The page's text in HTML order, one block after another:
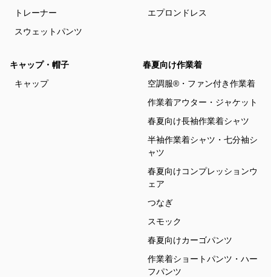
トレーナー
スウェットパンツ
エプロンドレス
キャップ・帽子
キャップ
春夏向け作業着
空調服®・ファン付き作業着
作業着アウター・ジャケット
春夏向け長袖作業着シャツ
半袖作業着シャツ・七分袖シ
ャツ
春夏向けコンプレッションウ
ェア
つなぎ
スモック
春夏向けカーゴパンツ
作業着ショートパンツ・ハー
フパンツ